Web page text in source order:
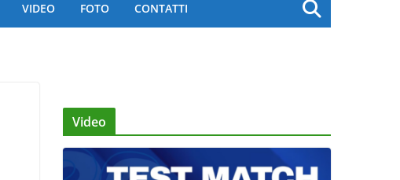
VIDEO FOTO CONTATTI
Video